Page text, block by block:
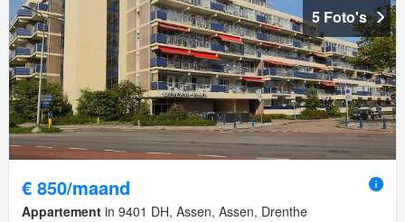
5 Foto's
€ 850/maand
Appartement in 9401 DH, Assen, Assen, Drenthe